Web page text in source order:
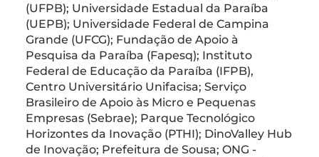
(UFPB); Universidade Estadual da Paraíba
(UEPB); Universidade Federal de Campina
Grande (UFCG); Fundação de Apoio à
Pesquisa da Paraíba (Fapesq); Instituto
Federal de Educação da Paraíba (IFPB),
Centro Universitário Unifacisa; Serviço
Brasileiro de Apoio às Micro e Pequenas
Empresas (Sebrae); Parque Tecnológico
Horizontes da Inovação (PTHI); DinoValley Hub
de Inovação; Prefeitura de Sousa; ONG -